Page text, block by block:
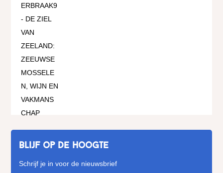
Blijf op de hoogte
Schrijf je in voor de nieuwsbrief